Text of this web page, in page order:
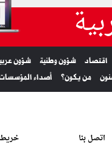
اقتصاد شؤون وطنية شؤون
من يكون؟ أصداء
اتصل بنا